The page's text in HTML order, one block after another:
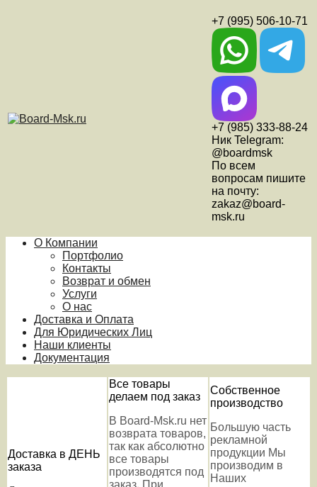
+7 (995) 506-10-71
+7 (985) 333-88-24
Ник Telegram:
@boardmsk
По всем
вопросам пишите
на почту:
zakaz@board-
msk.ru
О Компании
Портфолио
Контакты
Возврат и обмен
Услуги
О нас
Доставка и Оплата
Для Юридических Лиц
Наши клиенты
Документация
Доставка в ДЕНЬ
заказа
Все товары
делаем под заказ
В Board-Msk.ru нет
возврата товаров,
так как абсолютно
все товары
производятся под
заказ. При
Собственное
производство
Большую часть
рекламной
продукции Мы
производим в
Наших